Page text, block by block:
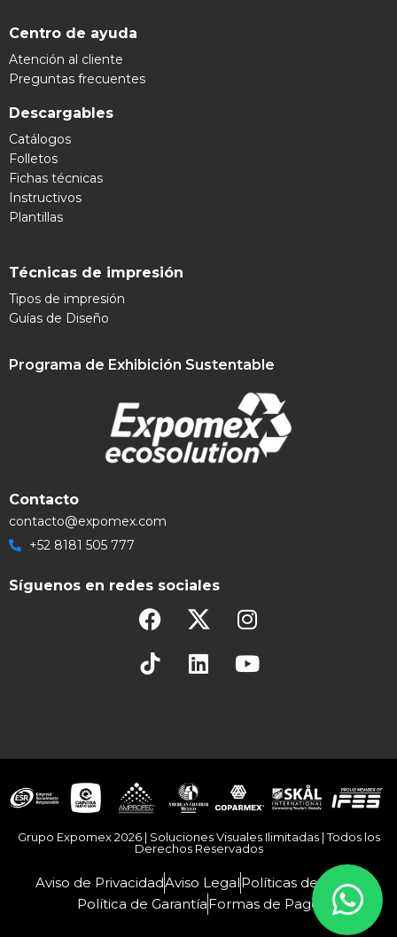
Centro de ayuda
Atención al cliente
Preguntas frecuentes
Descargables
Catálogos
Folletos
Fichas técnicas
Instructivos
Plantillas
Técnicas de impresión
Tipos de impresión
Guías de Diseño
Programa de Exhibición Sustentable
Contacto
contacto@expomex.com
+52 8181 505 777
Síguenos en redes sociales
Grupo Expomex 2026 | Soluciones Visuales Ilimitadas | Todos los
Derechos Reservados
Aviso de PrivacidadAviso LegalPolíticas de Venta
Política de GarantíaFormas de Pago